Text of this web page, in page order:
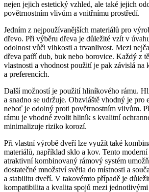
nejen jejich estetický vzhled, ale také jejich
povětrnostním vlivům a vnitřnímu prostředí.
Jedním z nejpoužívanějších materiálů pro
dřevo. Při výběru dřeva je důležité vzít v
odolnost vůči vlhkosti a trvanlivost. Mezi
dřeva patří dub, buk nebo borovice. Každý z
vlastnosti a vhodnost použití je pak závislá na
a preferencích.
Další možností je použití hliníkového rámu.
a snadno se udržuje. Obzvláště vhodný je pro
neboť je odolný proti povětrnostním vlivům.
rámu je vhodné zvolit hliník s kvalitní
minimalizuje riziko korozí.
Při vlastní výrobě dveří lze využít také
materiálů, například sklo a kov. Tento moderní
atraktivní kombinovaný rámový systém
dostatečné množství světla do místnosti a
a stabilitu dveří. V takovémto případě je
kompatibilita a kvalita spojů mezi jednotlivými